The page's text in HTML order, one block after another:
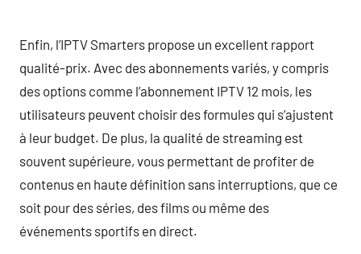
Enfin, l’IPTV Smarters propose un excellent rapport
qualité-prix. Avec des abonnements variés, y compris
des options comme l’abonnement IPTV 12 mois, les
utilisateurs peuvent choisir des formules qui s’ajustent
à leur budget. De plus, la qualité de streaming est
souvent supérieure, vous permettant de profiter de
contenus en haute définition sans interruptions, que ce
soit pour des séries, des films ou même des
événements sportifs en direct.